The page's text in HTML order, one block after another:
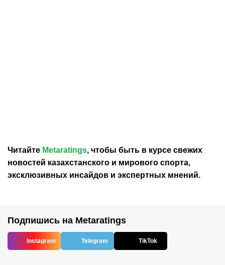
Читайте Metaratings, чтобы быть в курсе свежих
новостей казахстанского и мирового спорта,
эксклюзивных инсайдов и экспертных мнений.
Подпишись на Metaratings
Instagram Telegram TikTok